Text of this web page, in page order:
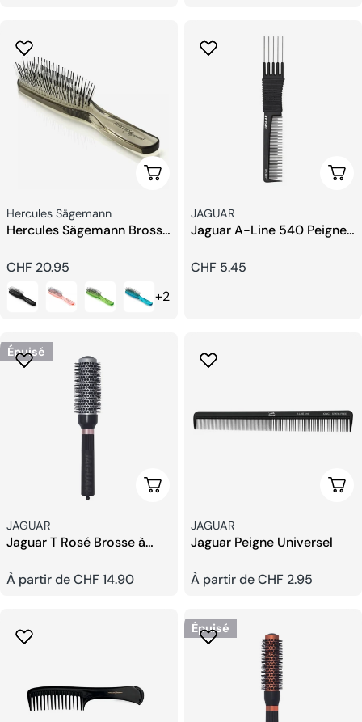
Choisissez Les Options
Fournisseur:
Hercules Sägemann
Hercules Sägemann Brosse
Prix
habituel
CHF 20.95
+2
Fournisseur:
JAGUAR
Jaguar A-Line 540 Peigne
Prix
CHF 5.45
Épuisé
Choisissez Les Options
Fournisseur:
JAGUAR
Jaguar T Rosé Brosse à
Prix
À partir de CHF 14.90
Fournisseur:
JAGUAR
Jaguar Peigne Universel
Prix
habituel
À partir de CHF 2.95
Épuisé